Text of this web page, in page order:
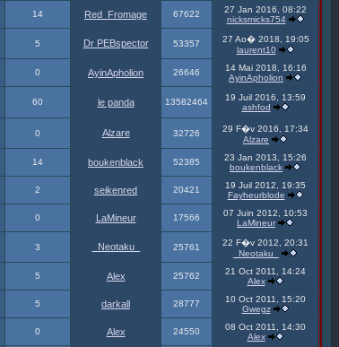
14 Red_Fromage 67622
27 Jan 2016, 08:22
nicksmicks754
5 Dr PEBspector 53357
27 Ao� 2018, 19:05
laurent10
0 AyinApholion 26646
14 Mai 2018, 16:16
AyinApholion
60 le panda 13582464
19 Juil 2016, 13:59
ashfod
0 Alzare 32726
29 F�v 2016, 17:34
Alzare
14 boukenblack 52385
23 Jan 2013, 15:26
boukenblack
2 seikenred 20421
19 Juil 2012, 19:35
Fayheurblode
0 LaMineur 17566
07 Juin 2012, 10:53
LaMineur
3 _Neotaku_ 25761
22 F�v 2012, 20:31
_Neotaku_
5 Alex 25762
21 Oct 2011, 14:24
Alex
5 darkall 28777
10 Oct 2011, 15:20
Gwegz
0 Alex 24550
08 Oct 2011, 14:30
Alex